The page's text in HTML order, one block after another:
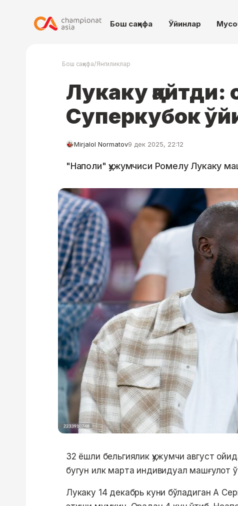
Бош саҳифа Ўйинлар
Бош саҳифа/Янгиликлар
Лукаку қайтди:
Суперкубок
Mirjalol Normatov9 дек 2025, 22:12
"Наполи" ҳужумчиси Ромелу Лукаку
32 ёшли бельгиялик ҳужумчи август
бугун илк марта индивидуал машғулот
Лукаку 14 декабрь куни бўладиган А